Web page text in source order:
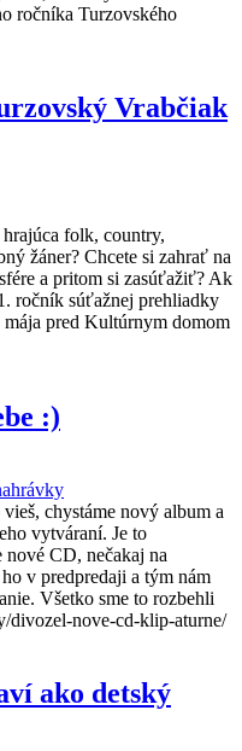
ročníka Turzovského
Vrabčiak
folk, country,
žáner? Chcete si zahrať na
a pritom si zasúťažiť? Ak
ročník súťažnej prehliadky
pred Kultúrnym domom
:)
chystáme nový album a
vytváraní. Je to
CD, nečakaj na
v predpredaji a tým nám
Všetko sme to rozbehli
divozel-nove-cd-klip-aturne/
ako detský